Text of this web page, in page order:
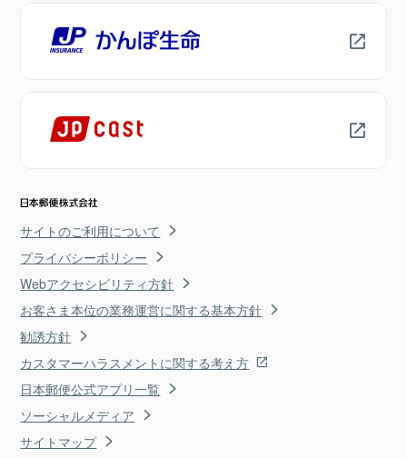
サイトのご利用について
プライバシーポリシー
Webアクセシビリティ方針
お客さま本位の業務運営に関する基本方針
勧誘方針
カスタマーハラスメントに関する考え方
日本郵便公式アプリ一覧
ソーシャルメディア
サイトマップ